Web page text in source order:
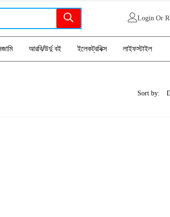
Login Or
আরবি/উর্দু বই ইলেকট্রনিক্স লাইফস্টাইল
Sort by: